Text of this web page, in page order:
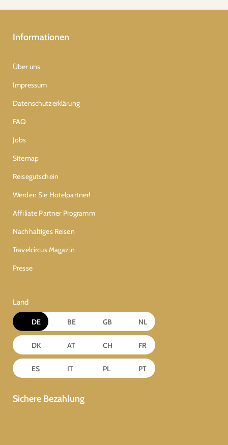
Informationen
Über uns
Impressum
Datenschutzerklärung
FAQ
Jobs
Sitemap
Reisegutschein
Werden Sie Hotelpartner!
Affiliate Partner Programm
Nachhaltiges Reisen
Travelcircus Magazin
Presse
Land
DE BE GB NL
DK AT CH FR
ES IT PL PT
Sichere Bezahlung